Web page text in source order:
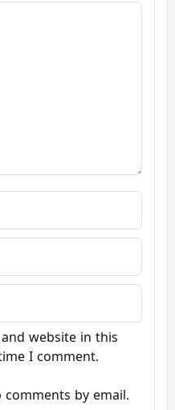
website in this
I comment.
by email.